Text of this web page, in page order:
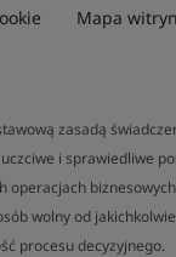
Mapa
zasadą
i sprawiedliwe
operacjach
wolny od
procesu decyzyjnego.